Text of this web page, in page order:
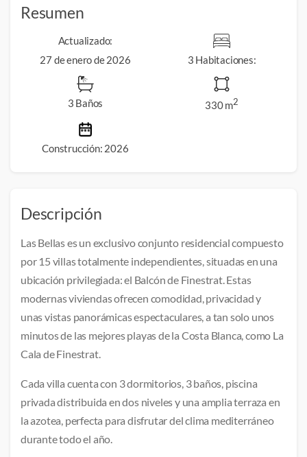
Resumen
Actualizado:
27 de enero de 2026
3 Habitaciones:
3 Baños 330 m2
Construcción: 2026
Descripción
Las Bellas es un exclusivo conjunto residencial compuesto
por 15 villas totalmente independientes, situadas en una
ubicación privilegiada: el Balcón de Finestrat. Estas
modernas viviendas ofrecen comodidad, privacidad y
unas vistas panorámicas espectaculares, a tan solo unos
minutos de las mejores playas de la Costa Blanca, como La
Cala de Finestrat.
Cada villa cuenta con 3 dormitorios, 3 baños, piscina
privada distribuida en dos niveles y una amplia terraza en
la azotea, perfecta para disfrutar del clima mediterráneo
durante todo el año.